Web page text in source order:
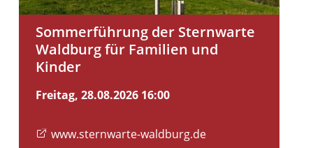
Sommerführung der Sternwarte
Waldburg für Familien und
Kinder
Freitag, 28.08.2026 16:00
www.sternwarte-waldburg.de